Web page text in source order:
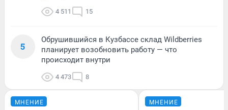
4 511 15
5
Обрушившийся в Кузбассе склад Wildberries
планирует возобновить работу — что
происходит внутри
4 473 8
МНЕНИЕ МНЕНИЕ